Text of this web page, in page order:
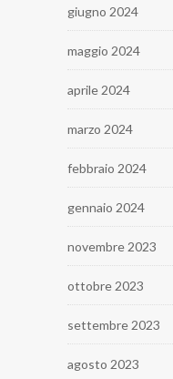
giugno 2024
maggio 2024
aprile 2024
marzo 2024
febbraio 2024
gennaio 2024
novembre 2023
ottobre 2023
settembre 2023
agosto 2023